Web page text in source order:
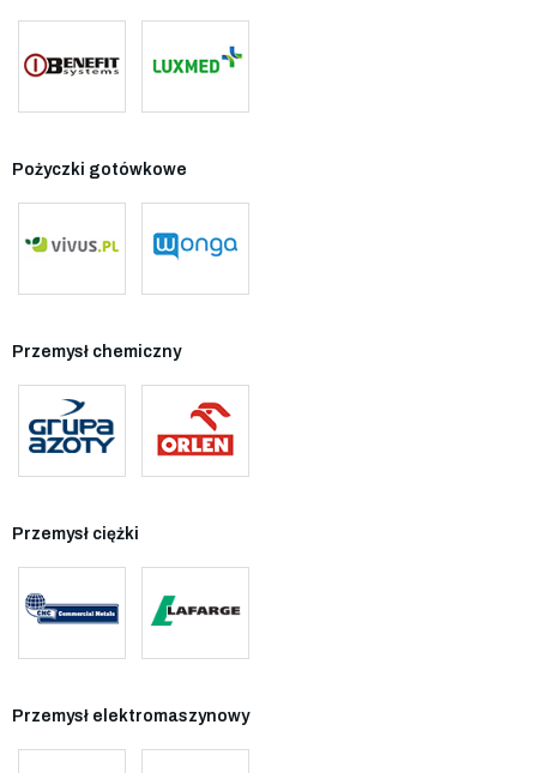
Pożyczki gotówkowe
Przemysł chemiczny
Przemysł ciężki
Przemysł elektromaszynowy